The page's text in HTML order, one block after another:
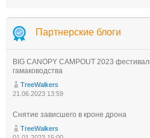
Партнерские блоги
BIG CANOPY CAMPOUT 2023
гамаководства
TreeWalkers
21.06.2023 13:59
Снятие зависшего в кроне дрона
TreeWalkers